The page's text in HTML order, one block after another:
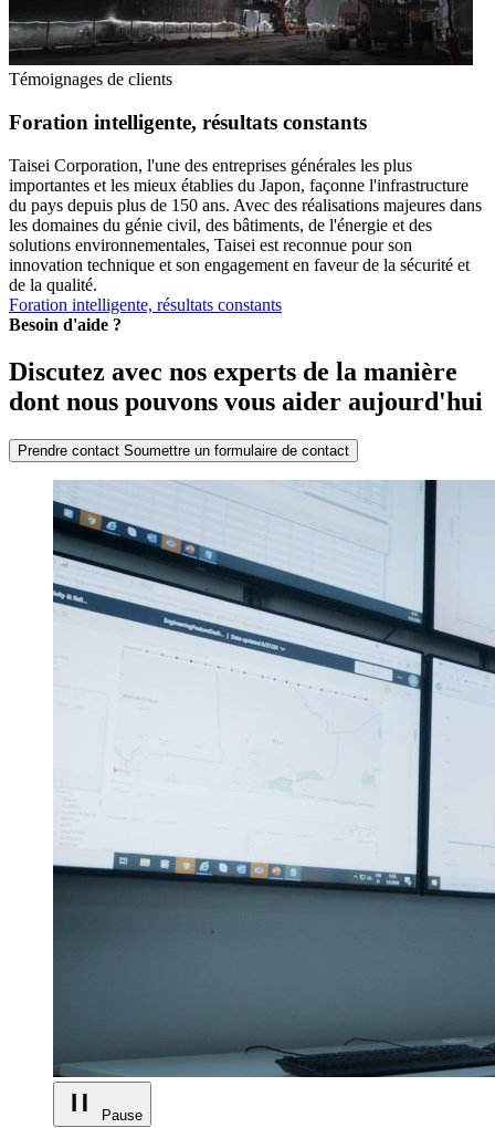
Témoignages de clients
Foration intelligente, résultats constants
Taisei Corporation, l'une des entreprises générales les plus
importantes et les mieux établies du Japon, façonne l'infrastructure
du pays depuis plus de 150 ans. Avec des réalisations majeures dans
les domaines du génie civil, des bâtiments, de l'énergie et des
solutions environnementales, Taisei est reconnue pour son
innovation technique et son engagement en faveur de la sécurité et
de la qualité.
Foration intelligente, résultats constants
Besoin d'aide ?
Discutez avec nos experts de la manière
dont nous pouvons vous aider aujourd'hui
Prendre contact Soumettre un formulaire de contact
Pause